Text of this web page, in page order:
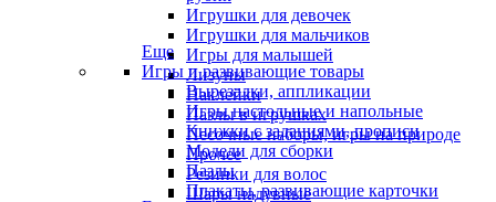
Игрушки для девочек
Игрушки для мальчиков
Игры для малышей
Лизуны
Наклейки
Пазлы в игрушках
Песочные наборы, игры на природе
Прочее
Резинки для волос
Шары надувные
Еще
Игры и развивающие товары
Вырезалки, аппликации
Игры настольные и напольные
Книжки с заданиями, прописи
Модели для сборки
Пазлы
Плакаты, развивающие карточки